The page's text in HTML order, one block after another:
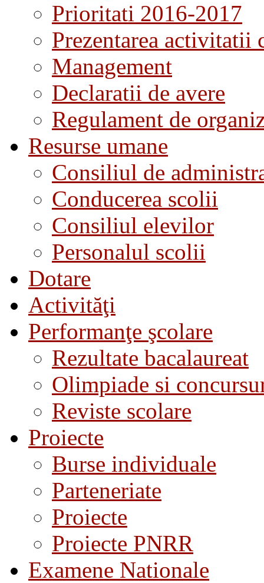
Prioritati 2016-2017
Prezentarea activitatii
Management
Declaratii de avere
Regulament de
Resurse umane
Consiliul de
Conducerea scolii
Consiliul elevilor
Personalul scolii
Dotare
Activităţi
Performanţe şcolare
Rezultate bacalaureat
Olimpiade si
Reviste scolare
Proiecte
Burse individuale
Parteneriate
Proiecte
Proiecte PNRR
Examene Nationale